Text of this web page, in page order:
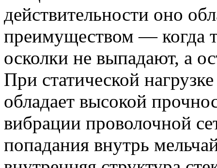
действительности оно
преимуществом — когда
осколки не выпадают, а
При статической
обладает высокой
вибрации проволочной
попадания внутрь